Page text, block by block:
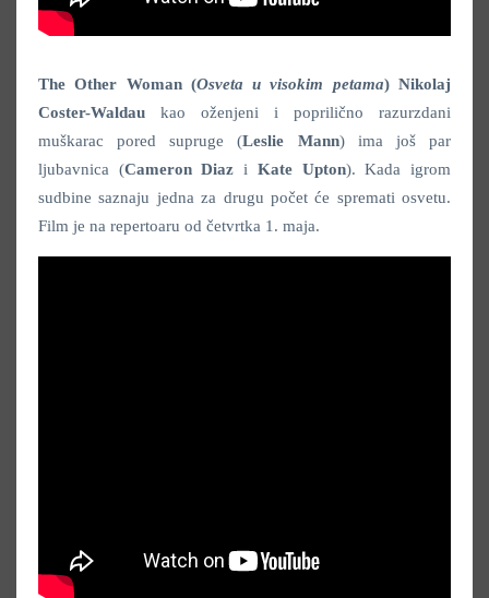
The Other Woman (Osveta u visokim petama) Nikolaj
Coster-Waldau kao oženjeni i poprilično razurzdani
muškarac pored supruge (Leslie Mann) ima još par
ljubavnica (Cameron Diaz i Kate Upton). Kada igrom
sudbine saznaju jedna za drugu počet će spremati osvetu.
Film je na repertoaru od četvrtka 1. maja.